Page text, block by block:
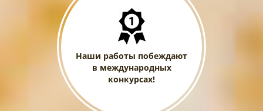
Наши работы побеждают
в международных
конкурсах!